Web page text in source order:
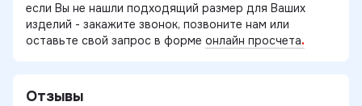
если Вы не нашли подходящий размер для Ваших
изделий - закажите звонок, позвоните нам или
оставьте свой запрос в форме онлайн просчета.
Отзывы